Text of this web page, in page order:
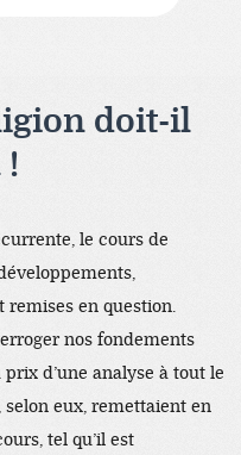
doit-il
!
le cours de
remises en question.
nos fondements
d’une analyse à tout le
eux, remettaient en
tel qu’il est